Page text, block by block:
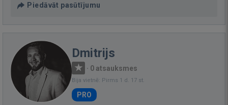
Piedāvāt pasūtījumu
Dmitrijs
· 0 atsauksmes
Bija vietnē: Pirms 1 d. 17 st.
PRO